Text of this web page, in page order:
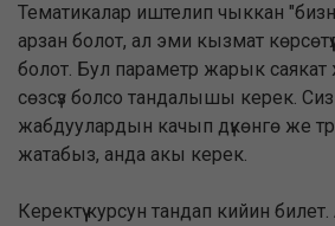
Тематикалар иштелип чыккан
арзан болот, ал эми кызмат
болот. Бул параметр жарык саякат
сөзсүз болсо тандалышы керек.
жабдуулардын качып дүкөнгө же
жатабыз, анда акы керек.
Керектүү курсун тандап кийин